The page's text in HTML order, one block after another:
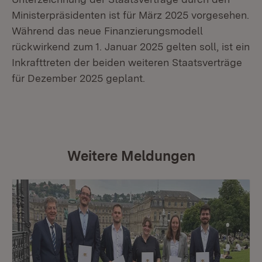
Ministerpräsidenten ist für März 2025 vorgesehen.
Während das neue Finanzierungsmodell
rückwirkend zum 1. Januar 2025 gelten soll, ist ein
Inkrafttreten der beiden weiteren Staatsverträge
für Dezember 2025 geplant.
Weitere Meldungen